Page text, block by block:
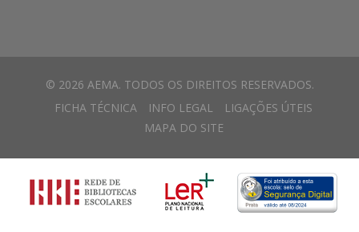
© 2026 AEMA. TODOS OS DIREITOS RESERVADOS.
FICHA TÉCNICA
INFO LEGAL
LIGAÇÕES ÚTEIS
MAPA DO SITE